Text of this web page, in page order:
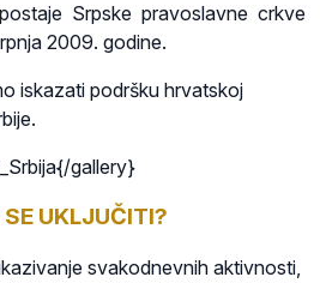
Srpske pravoslavne crkve
2009. godine.
iskazati podršku hrvatskoj
gallery}
UKLJUČITI?
svakodnevnih aktivnosti,